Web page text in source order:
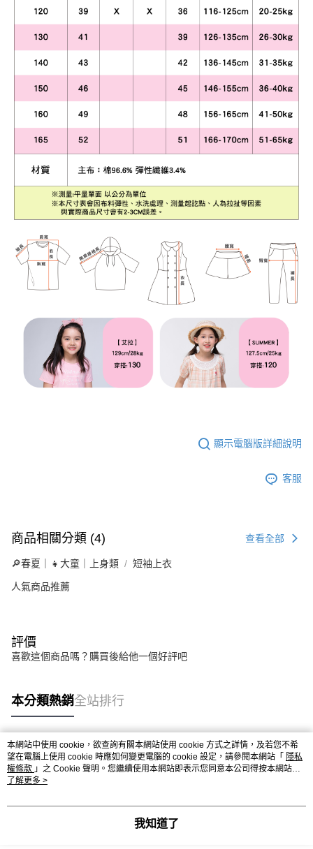
顯示電腦版詳細說明
客服
商品相關分類 (4) 查看全部
🔎春夏｜👧大童｜上身類 短袖上衣
人氣商品推薦
評價
喜歡這個商品嗎？購買後給他一個好評吧
本分類熱銷全站排行
熱門標籤
本網站中使用 cookie，欲查詢有關本網站使用 cookie 方式之詳情，及若您不希
望在電腦上使用 cookie 時應如何變更電腦的 cookie 設定，請參閱本網站「 隱私
權條款 」之 Cookie 聲明。您繼續使用本網站即表示您同意本公司得按本網站使
用條款之 Cookie 聲明使用 cookie。
了解更多 >
我知道了